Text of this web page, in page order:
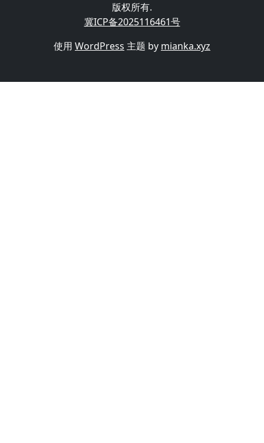
版权所有.
冀ICP备2025116461号
使用 WordPress 主题 by mianka.xyz